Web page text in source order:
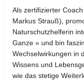
Als zertifizierter
Markus Strauß),
Naturschutzhelferin
Ganze » und bin
Wechselwirkungen in
Wissens und
wie das stetige